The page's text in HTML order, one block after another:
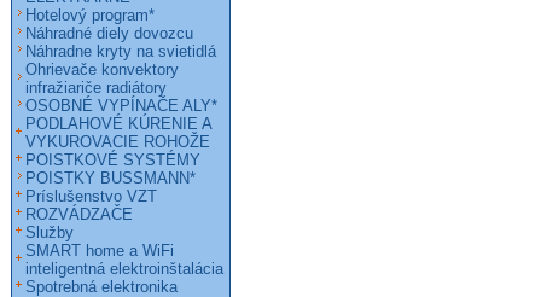
Hotelový program*
Náhradné diely dovozcu
Náhradne kryty na svietidlá
Ohrievače konvektory
infražiariče radiátory
OSOBNÉ VYPÍNAČE ALY*
PODLAHOVÉ KÚRENIE A
VYKUROVACIE ROHOŽE
POISTKOVÉ SYSTÉMY
POISTKY BUSSMANN*
Príslušenstvo VZT
ROZVÁDZAČE
Služby
SMART home a WiFi
inteligentná elektroinštalácia
Spotrebná elektronika